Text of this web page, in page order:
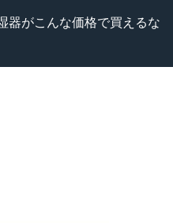
器がこんな価格で買えるな